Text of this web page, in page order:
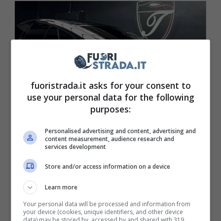
La Mercedes personalizzata di Lorenzo Pellegrini (Instagram
Tittarelli Luxury Custom) – Fuoristrada.it
Il calciatore giallorosso ha scelto di renderla
più consona ai suoi gusti personali e ha voluto
personalizzarla rendendola davvero unica,
fuoristrada.it asks for your consent to
use your personal data for the following
purposes:
Personalised advertising and content, advertising and
content measurement, audience research and
services development
Store and/or access information on a device
Learn more
Your personal data will be processed and information from
your device (cookies, unique identifiers, and other device